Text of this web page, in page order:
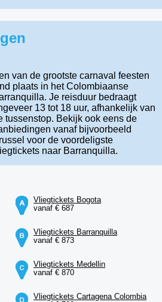
van de grootste carnaval feesten
plaats in het Colombiaanse
Je reisduur bedraagt
13 tot 18 uur, afhankelijk van
tussenstop. Bekijk ook eens de
vanaf bijvoorbeeld
voor de voordeligste
naar Barranquilla.
Vliegtickets Bogota
vanaf € 687
Vliegtickets Barranquilla
vanaf € 873
Vliegtickets Medellin
vanaf € 870
Vliegtickets Cartagena Colombia